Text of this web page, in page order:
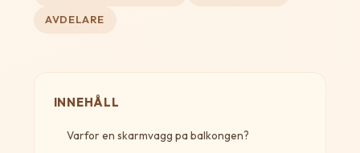
AVDELARE
INNEHÅLL
Varfor en skarmvagg pa balkongen?